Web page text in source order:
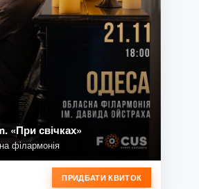
«При свічках»
філармонія
ПРИДБАТИ КВИТОК